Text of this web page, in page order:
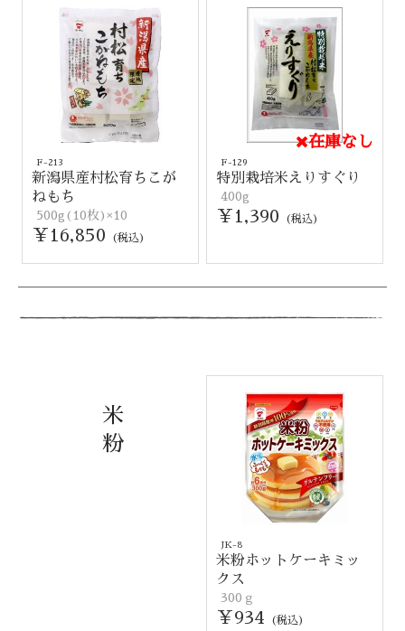
F-213
新潟県産村松育ちこが
ねもち
500g(10枚)×10
￥16,850 (税込)
在庫なし
F-129
特別栽培米えりすぐり
400g
￥1,390 (税込)
米
粉
JK-8
米粉ホットケーキミッ
クス
300ｇ
￥934 (税込)